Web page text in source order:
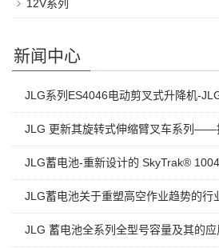
12V系列
新闻中心
JLG系列ES4046电动剪叉式升降机-
JLG 更新其旋转式伸缩臂叉车系列——
JLG蓄电池-重新设计的 SkyTrak®
JLG蓄电池关于重塑高空作业趋势的行
JLG 蓄电池全系列全型号容量及其的应